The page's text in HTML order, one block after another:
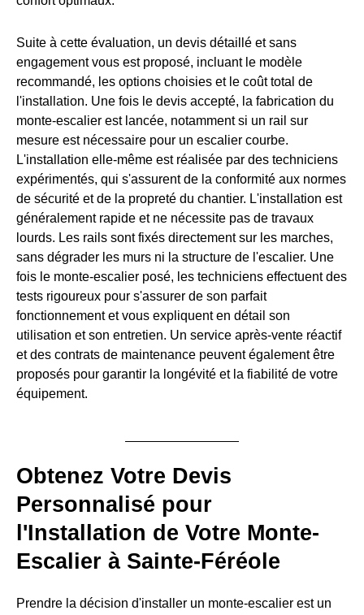
Suite à cette évaluation, un devis détaillé et sans
engagement vous est proposé, incluant le modèle
recommandé, les options choisies et le coût total de
l'installation. Une fois le devis accepté, la fabrication du
monte-escalier est lancée, notamment si un rail sur
mesure est nécessaire pour un escalier courbe.
L'installation elle-même est réalisée par des techniciens
expérimentés, qui s'assurent de la conformité aux normes
de sécurité et de la propreté du chantier. L'installation est
généralement rapide et ne nécessite pas de travaux
lourds. Les rails sont fixés directement sur les marches,
sans dégrader les murs ni la structure de l'escalier. Une
fois le monte-escalier posé, les techniciens effectuent des
tests rigoureux pour s'assurer de son parfait
fonctionnement et vous expliquent en détail son
utilisation et son entretien. Un service après-vente réactif
et des contrats de maintenance peuvent également être
proposés pour garantir la longévité et la fiabilité de votre
équipement.
Obtenez Votre Devis
Personnalisé pour
l'Installation de Votre Monte-
Escalier à Sainte-Féréole
Prendre la décision d'installer un monte-escalier est un